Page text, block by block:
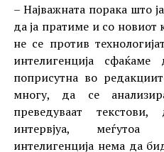
– Најважната порака што
да ја пратиме и со новиот
не се против
интелигенција
поприсутна во
многу, да се
преведуваат
интервјуа, меѓутоа
интелигенција нема да